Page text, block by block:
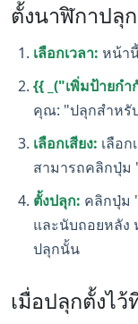
ตั้งนาฬิกาปลุก
เลือกเวลา: หน้า
{{ _("เพิ่มป้ายก
คุณ: "ปลุกสำหรั
เลือกเสียง: เลือ
สามารถคลิกปุ่ม
ตั้งปลุก: คลิกปุ่ม
และนับถอยหลัง
ปลุกนั้น
เมื่อปลุกตั้งไว้